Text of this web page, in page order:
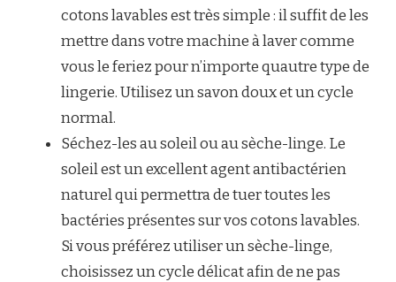
cotons lavables est très simple : il suffit de les
mettre dans votre machine à laver comme
vous le feriez pour n’importe quautre type de
lingerie. Utilisez un savon doux et un cycle
normal.
Séchez-les au soleil ou au sèche-linge. Le
soleil est un excellent agent antibactérien
naturel qui permettra de tuer toutes les
bactéries présentes sur vos cotons lavables.
Si vous préférez utiliser un sèche-linge,
choisissez un cycle délicat afin de ne pas